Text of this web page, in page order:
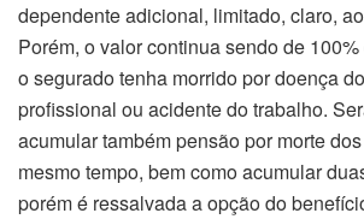
dependente adicional, limitado, claro,
Porém, o valor continua sendo de
o segurado tenha morrido por doença
profissional ou acidente do trabalho.
acumular também pensão por morte
mesmo tempo, bem como acumular
porém é ressalvada a opção do